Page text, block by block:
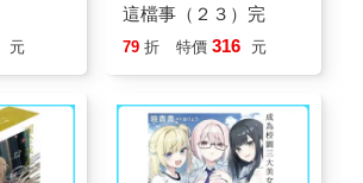
元
這檔事（２３）完
79 折 特價 316 元